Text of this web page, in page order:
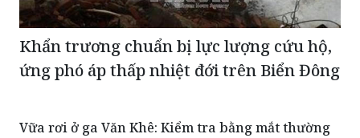
Khẩn trương chuẩn bị lực lượng cứu hộ,
ứng phó áp thấp nhiệt đới trên Biển Đông
Vữa rơi ở ga Văn Khê: Kiểm tra bằng mắt thường